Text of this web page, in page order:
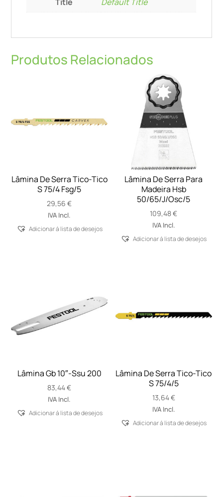
Produtos Relacionados
Lâmina De Serra Tico-Tico
S 75/4 Fsg/5
29,56€
IVA Incl.
Adicionar á lista de desejos
Lâmina De Serra Para
Madeira Hsb
50/65/J/Osc/5
109,48€
IVA Incl.
Adicionar á lista de desejos
Lâmina Gb 10″-Ssu 200
83,44€
IVA Incl.
Adicionar á lista de desejos
Lâmina De Serra Tico-Tico
S 75/4/5
13,64€
IVA Incl.
Adicionar á lista de desejos